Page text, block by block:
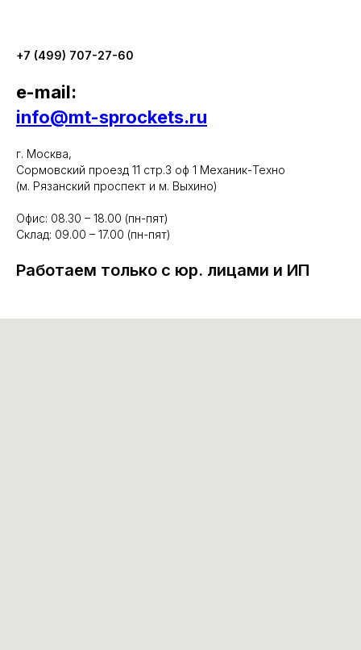
+7 (499) 707-27-60
e-mail:
info@mt-sprockets.ru
г. Москва,
Сормовский проезд 11 стр.3 оф 1 Механик-Техно
(м. Рязанский проспект и м. Выхино)
Офис: 08.30 – 18.00 (пн-пят)
Склад: 09.00 – 17.00 (пн-пят)
Работаем только с юр. лицами и ИП